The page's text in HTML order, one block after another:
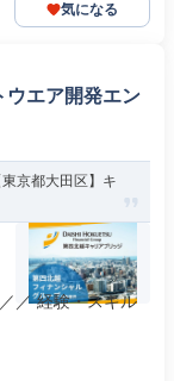
気になる
ウエア開発エン
京都大田区】キ
／ 経験・スキル